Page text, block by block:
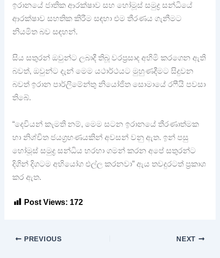
ඉරානයේ ජාතික ආරක්ෂාව සහ හෝමූස් සමුද්‍ර සන්ධියේ
ආරක්ෂාව සහතික කිරීම සඳහා එම තීරණය ගැනීමට
නියමිත බව සඳහන්.
සිය සතුරන් ඔවුන්ට ලබාදී තිබූ වරප්‍රසාද අහිමි කරගෙන ඇති
බවත්, ඔවුන්ට දැන් මෙම යථාර්ථයට මුහුණදීමට සිදුවන
බවත් ඉරාන පාර්ලිමේන්තු නියෝජිත සොමායේ රෆීයි පවසා
තිබේ.
“දෙවියන් කැමති නම්, මෙම සටන ඉරානයේ තීරණාත්මක
හා නිශ්චිත ජයග්‍රහණයකින් අවසන් වනු ඇත. ඉන් පසු
හෝමූස් සමුද්‍ර සන්ධිය හරහා ගමන් කරන අපේ සතුරන්ට
දිගින් දිගටම අභියෝග එල්ල කරනවා” ඇය තවදුරටත් ප්‍රකාශ
කර ඇත.
Post Views: 172
PREVIOUS NEXT